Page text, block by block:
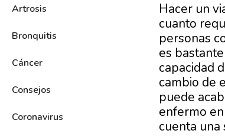
Artrosis
Bronquitis
Cáncer
Consejos
Coronavirus
Hacer un
cuanto
personas
es
capacidad
cambio de
puede
enfermo
cuenta una